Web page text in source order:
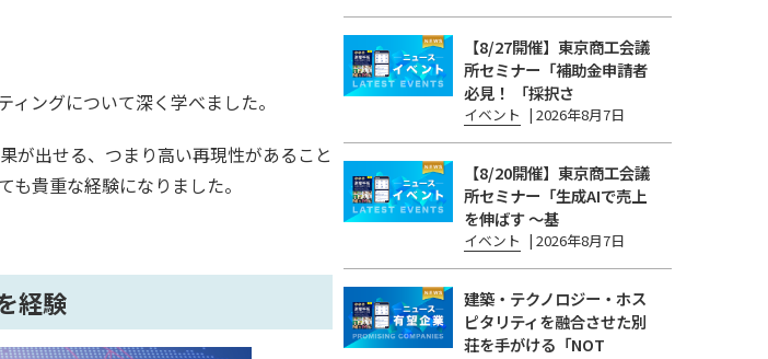
ングについて深く学べました。
が出せる、つまり高い再現性があること
貴重な経験になりました。
経験
【8/27開催】東京商工会議
所セミナー「補助金申請者
必見！ 「採択さ
イベント | 2026年8月7日
【8/20開催】東京商工会議
所セミナー「生成AIで売上
を伸ばす 〜基
イベント | 2026年8月7日
建築・テクノロジー・ホス
ピタリティを融合させた別
荘を手がける「NOT